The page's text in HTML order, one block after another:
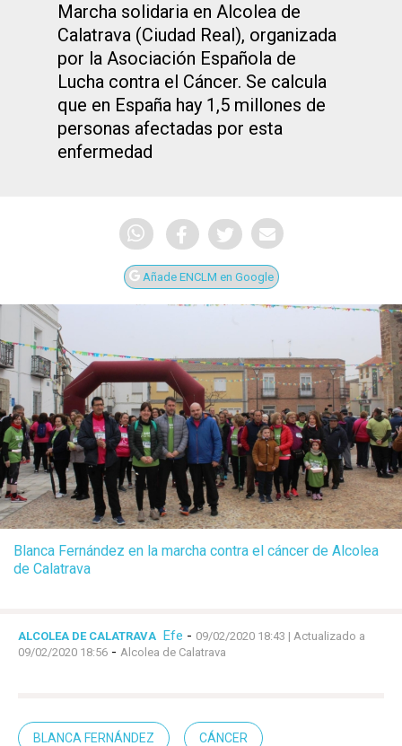
Marcha solidaria en Alcolea de
Calatrava (Ciudad Real), organizada
por la Asociación Española de
Lucha contra el Cáncer. Se calcula
que en España hay 1,5 millones de
personas afectadas por esta
enfermedad
Añade ENCLM en Google
Blanca Fernández en la marcha contra el cáncer de Alcolea
de Calatrava
ALCOLEA DE CALATRAVA Efe - 09/02/2020 18:43 | Actualizado a
09/02/2020 18:56 - Alcolea de Calatrava
BLANCA FERNÁNDEZ CÁNCER